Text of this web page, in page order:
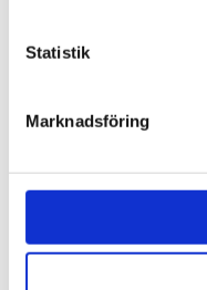
Statistik
Marknadsföring